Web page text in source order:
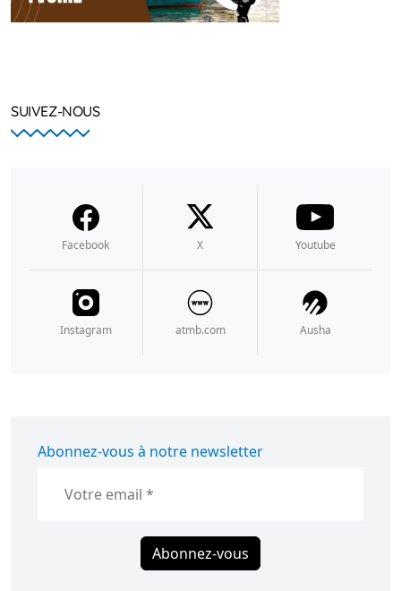
SUIVEZ-NOUS
Facebook X Youtube
Instagram atmb.com Ausha
Abonnez-vous à notre newsletter
Abonnez-vous